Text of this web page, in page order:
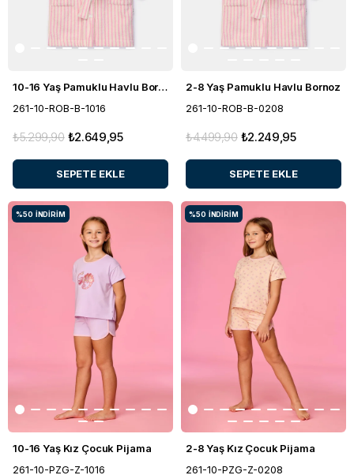
10-16 Yaş Pamuklu Havlu Bornoz
261-10-ROB-B-1016
₺2.649,95
₺5.299,90
SEPETE EKLE
2-8 Yaş Pamuklu Havlu Bornoz
261-10-ROB-B-0208
₺2.249,95
₺4.499,90
SEPETE EKLE
10-16 Yaş Kız Çocuk Pijama
261-10-PZG-Z-1016
%50 İNDIRIM
2-8 Yaş Kız Çocuk Pijama
261-10-PZG-Z-0208
%50 İNDIRIM